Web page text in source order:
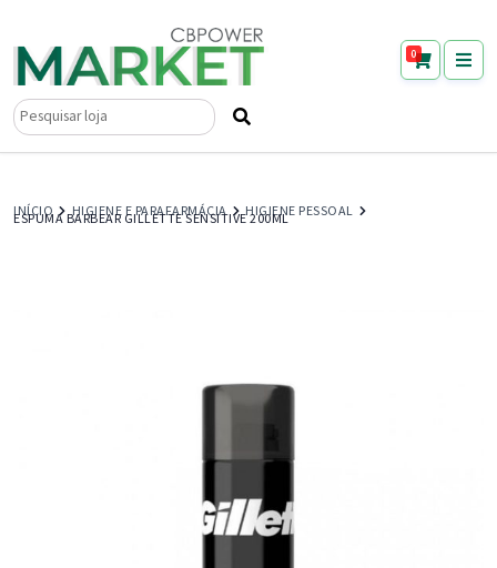
0
Pesquisar
INÍCIO HIGIENE E PARAFARMÁCIA HIGIENE PESSOAL
ESPUMA BARBEAR GILLETTE SENSITIVE 200ML